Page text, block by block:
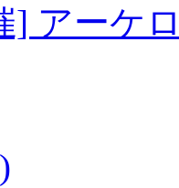
] アーケ